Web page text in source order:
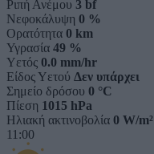
Ριπή Ανέμου 3 bf
Νεφοκάλυψη 0 %
Ορατότητα 0 km
Υγρασία 49 %
Υετός 0.0 mm/hr
Είδος Υετού Δεν υπάρχει
Σημείο δρόσου 0 °C
Πίεση 1015 hPa
Ηλιακή ακτινοβολία 0 W/m²
11:00